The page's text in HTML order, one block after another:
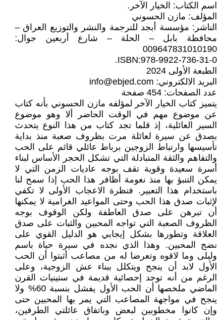
اسم الكتاب: الخيار الآخر.
المؤلف: مازن الحسوني
الناشر: مؤسسة أبجد للترجمة والنشر والتوزيع العراق –
محافظة بابل – الحلة – شارع أربعين جوال:
009647831010190
ISBN:978-9922-736-31-0.
الطبعة الأولى 2024
البريد الالكتروني: info@ebjed.com
عدد الصفحات: 454 صفحة
يتميز كتاب الخيار الآخر لمؤلفه مازن الحسوني بأنه كتاب
عن موضوع مهم في الوقت الحاضر ألا وهو موضوع
السير العائلية، إذ قلما تجد كتاب من هذا النوع يتحدث
بصدق عن سيرة لعائلة مرت بظروف صعبة منذ بداية
تأسيسها وارتباط الزوجين برباط عائلي قائم على الحب
والتفاهم والثقة المتبادلة التي تشكل الحجر الأساس لبناء
أسرة سعيدة وقوية تقف بوجه عاديات الزمن التي لا
يمكن التنبؤ بها منذ نعومة أظافر هذا الحب إذا سمح لنا
باستخدام هذا التعبير. فنظرة الاعجاب الأولى لا تكفي
لإثبات صدق هذا الحب وحتى المواعيد الغرامية لا يمكنها
أن تبرهن على صدق العاطفة ولكن الوقوف بوجه
الظروف الصعبة التي تواجه المحبين والثبات على صدق
العلاقة وتطورها بشكل إيجابي هو الدليل القوي على
نضج المحبين. وهذا الذي نجده في سيرة حياة باسم
وليلى وما لاقوه وتعرضا له من مصاعب أثبتوا أن الحب
الأول لابد أن ينجح ويتكلل ببناء عش الزوجية، وعلى
الرغم من أنه توجد إحصائية قديمة في ستينيات القرن
الماضي ملخصها أن الحب الأول يفشل بنسبة 60% ولا
ينجح في مواجهة المصاعب التي يمر بها المحبين حتى
وإن كانوا مخطوبين لبعض وباتفاق عائلتي الطرفين،